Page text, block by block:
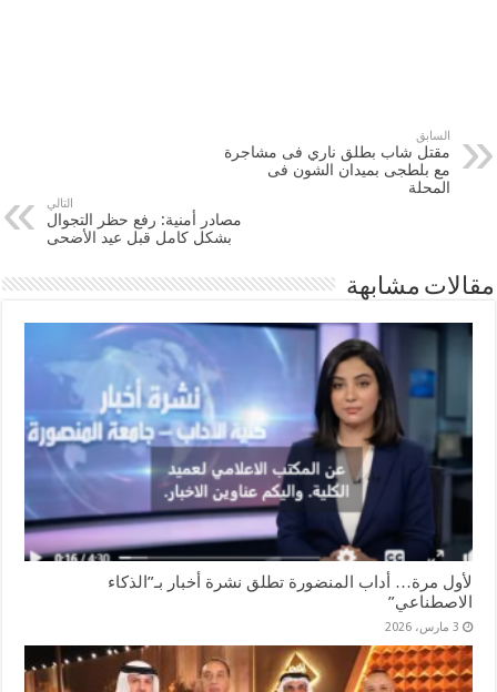
السابق
مقتل شاب بطلق ناري فى مشاجرة
مع بلطجى بميدان الشون فى
المحلة
التالي
مصادر أمنية: رفع حظر التجوال
بشكل كامل قبل عيد الأضحى
مقالات مشابهة
لأول مرة… أداب المنضورة تطلق نشرة أخبار بـ”الذكاء
الاصطناعي”
3 مارس، 2026